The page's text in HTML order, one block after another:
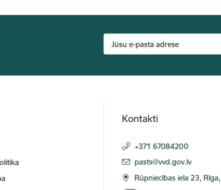
Kontakti
+371 67084200
E-pasts:
pasts@vvd.gov.lv
Rūpniecības iela 23,